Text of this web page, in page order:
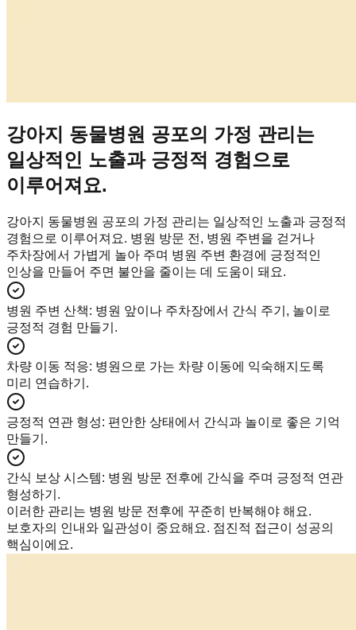
강아지 동물병원 공포의 가정 관리는
일상적인 노출과 긍정적 경험으로
이루어져요.
강아지 동물병원 공포의 가정 관리는 일상적인 노출과 긍정적
경험으로 이루어져요. 병원 방문 전, 병원 주변을 걷거나
주차장에서 가볍게 놀아 주며 병원 주변 환경에 긍정적인
인상을 만들어 주면 불안을 줄이는 데 도움이 돼요.
병원 주변 산책: 병원 앞이나 주차장에서 간식 주기, 놀이로
긍정적 경험 만들기.
차량 이동 적응: 병원으로 가는 차량 이동에 익숙해지도록
미리 연습하기.
긍정적 연관 형성: 편안한 상태에서 간식과 놀이로 좋은 기억
만들기.
간식 보상 시스템: 병원 방문 전후에 간식을 주며 긍정적 연관
형성하기.
이러한 관리는 병원 방문 전후에 꾸준히 반복해야 해요.
보호자의 인내와 일관성이 중요해요. 점진적 접근이 성공의
핵심이에요.